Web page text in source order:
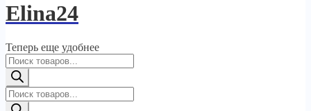
Elina24
Теперь еще удобнее
Поиск
товаров
Поиск
товаров